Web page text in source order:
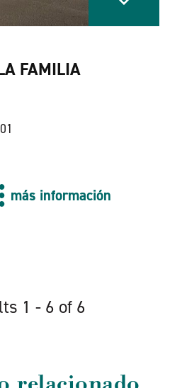
FAMILIA
más información
1 - 6 of 6